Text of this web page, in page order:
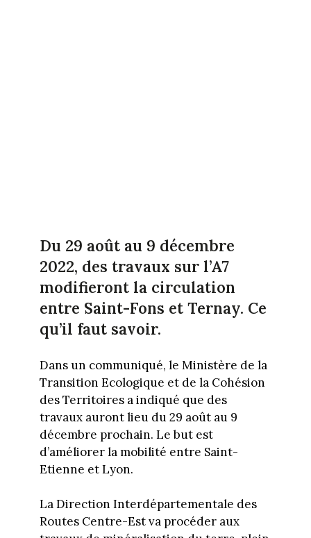
Du 29 août au 9 décembre
2022, des travaux sur l’A7
modifieront la circulation
entre Saint-Fons et Ternay. Ce
qu’il faut savoir.
Dans un communiqué, le Ministère de la
Transition Ecologique et de la Cohésion
des Territoires a indiqué que des
travaux auront lieu du 29 août au 9
décembre prochain. Le but est
d’améliorer la mobilité entre Saint-
Etienne et Lyon.
La Direction Interdépartementale des
Routes Centre-Est va procéder aux